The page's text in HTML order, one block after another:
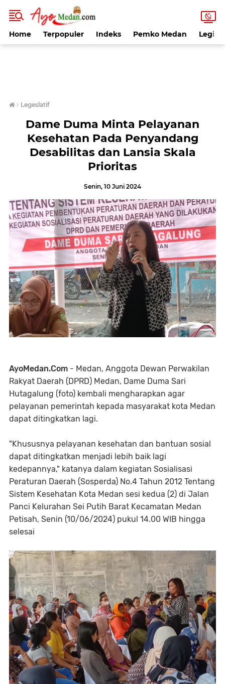
Home Terpopuler Indeks Pemko Medan
› Legeslatif
Dame Duma Minta Pelayanan
Kesehatan Pada Penyandang
Desabilitas dan Lansia Skala
Prioritas
Senin, 10 Juni 2024
AyoMedan.Com - Medan, Anggota Dewan Perwakilan
Rakyat Daerah (DPRD) Medan, Dame Duma Sari
Hutagalung (foto) kembali mengharapkan agar
pelayanan pemerintah kepada masyarakat kota Medan
dapat ditingkatkan lagi.
"Khususnya pelayanan kesehatan dan bantuan sosial
dapat ditingkatkan menjadi lebih baik lagi
kedepannya," katanya dalam kegiatan Sosialisasi
Peraturan Daerah (Sosperda) No.4 Tahun 2012 Tentang
Sistem Kesehatan Kota Medan sesi kedua (2) di Jalan
Panci Kelurahan Sei Putih Barat Kecamatan Medan
Petisah, Senin (10/06/2024) pukul 14.00 WIB hingga
selesai